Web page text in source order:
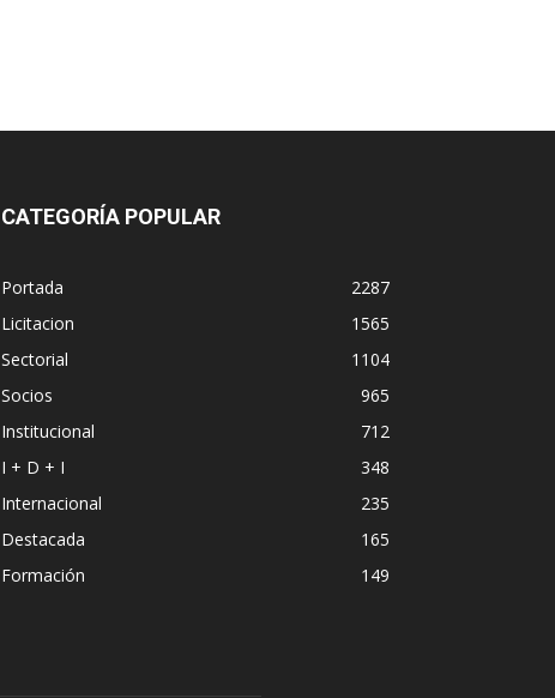
CATEGORÍA POPULAR
Portada
2287
Licitacion
1565
Sectorial
1104
Socios
965
Institucional
712
I + D + I
348
Internacional
235
Destacada
165
Formación
149